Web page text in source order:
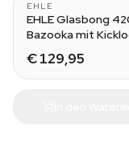
EHLE
EHLE Glasbong
Bazooka mit
€ 129,95